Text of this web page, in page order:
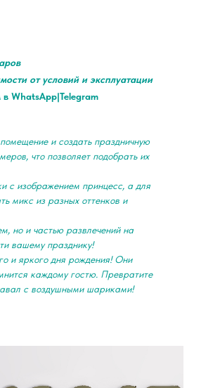
от условий и эксплуатации
WhatsApp|Telegram
и создать праздничную
что позволяет подобрать их
с изображением принцесс, а для
микс из разных оттенков и
но и частью развлечений на
вашему празднику!
и яркого дня рождения! Они
каждому гостю. Превратите
с воздушными шариками!